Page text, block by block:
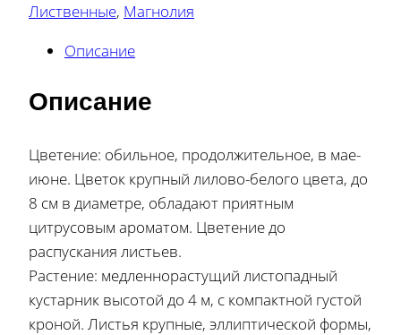
Лиственные, Магнолия
Описание
Описание
Цветение: обильное, продолжительное, в мае-
июне. Цветок крупный лилово-белого цвета, до
8 см в диаметре, обладают приятным
цитрусовым ароматом. Цветение до
распускания листьев.
Растение: медленнорастущий листопадный
кустарник высотой до 4 м, с компактной густой
кроной. Листья крупные, эллиптической формы,